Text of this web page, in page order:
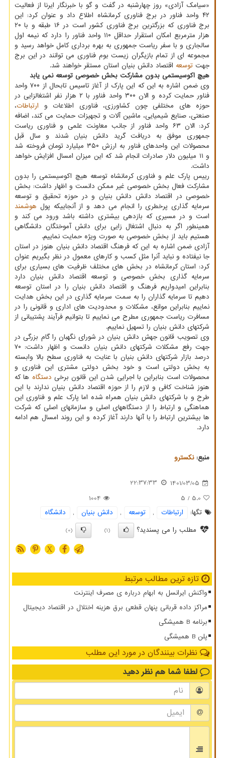
«سیامک آزادی» روز چهارشنبه در گفت و گو با خبرنگار ایرنا از فعالیت
۴۲ واحد فناور در برج فناوری کرمانشاه اطلاع داد و عنوان کرد: این
برج فناوری که بزرگترین برج فناوری کشور است در ۱۶ طبقه و با ۲۰
هزار مترمربع امکان استقرار حداقل ۱۱۰ واحد فناور را دارد که نیمه اول
سالجاری و با سفر ریاست جمهوری به بهره برداری کامل خواهد رسید و
مجموعه ای از تمام بازیگران زیست بوم فناوری می توانند در این برج
جهت توسعه اقتصاد دانش بنیان استان مستقر خواهند شد.
هیچ اکوسیستمی بدون مشارکت بخش خصوصی توسعه نمی یابد
وی ضمن اشاره به این که این پارک از آغاز تاسیس تابحال از ۷۰۰ واحد
فناور حمایت کرده و الان ۳۰۰ واحد فناور با ۲ هزار نفر اشتغالزایی در
حوزه های مختلفی چون کشاورزی، فناوری اطلاعات و ارتباطات،
صنعتی، صنایع شیمیایی، ماشین آلات و تجهیزات حمایت می کند، اضافه
کرد: الان ۶۳ واحد فناور از جانب معاونت علمی و فناوری ریاست
جمهوری موفق به دریافت گرید دانش بنیان شدند و سال قبل
محصولات این واحدهای فناور به ارزش ۳۵۰ میلیارد تومان فروخته شد
و ۱۱ میلیون دلار صادرات انجام شد که این میزان امسال افزایش خواهد
داشت.
رییس پارک علم و فناوری کرمانشاه توسعه هیچ اکوسیستمی را بدون
مشارکت فعال بخش خصوصی غیر ممکن دانست و اظهار داشت: بخش
خصوصی در اقتصاد دانش دانش بنیان و در حوزه تحقیق و توسعه
سرمایه گذاری پرخطری را انجام می دهد و از آنجاییکه پول هوشمند
است و در مسیری که بازدهی بیشتری داشته باشد ورود می کند و
همینطور اگر به دنبال اشتغال زایی برای دانش آموختگان دانشگاهی
هستیم باید از بخش خصوصی به صورت ویژه حمایت نماییم.
آزادی ضمن اشاره به این که فرهنگ اقتصاد دانش بنیان هنوز در استان
جا نیفتاده و نباید آنرا مثل کسب و کارهای معمول در نظر بگیریم عنوان
کرد: استان کرمانشاه در بخش های مختلف ظرفیت های بسیاری برای
سرمایه گذاری بخش خصوصی و توسعه اقتصاد دانش بنیان دارد
بنابراین امیدواریم فرهنگ و اقتصاد دانش بنیان را در استان توسعه
دهیم تا سرمایه گذاران را به سمت سرمایه گذاری در این بخش هدایت
نماییم بنابراین موانع، مشکلات و محدودیت های اداری و قانونی را در
مسافرت ریاست جمهوری مطرح می نماییم تا بتوانیم فرآیند پشتیبانی از
شرکتهای دانش بنیان را تسهیل نماییم.
وی تصویب قانون جهش دانش بنیان در شورای نگهبان را گام بزرگی در
جهت رفع مشکلات شرکتهای دانش بنیان دانست و اظهار داشت: ۷۰
درصد بازار شرکتهای دانش بنیان با عنایت به فناوری سطح بالا وابسته
به بخش دولتی است و خود بخش دولتی مشتری این فناوری و
محصولات است بنابراین با اجرایی شدن این قانون برخی دستگاه ها که
هنوز شناخت کافی و لازم را از حوزه اقتصاد دانش بنیان ندارند با این
طرح و با شرکتهای دانش بنیان همراه شده اما پارک علم و فناوری این
هماهنگی و ارتباط را از دستگاههای اصلی و سازمانهای اصلی که شرکت
ها بیشترین ارتباط را با آنها دارند آغاز کرده و این روند امسال هم ادامه
دارد.
منبع:نكسترو
1401/03/05
22:37:33
5.0
/ 5
1004
تگها:
ارتباطات , توسعه , دانش بنیان ,
دانشگاه
مطلب را می پسندید؟
(1)
(0)
X
تازه ترین مطالب مرتبط
واکنش ایرانسل به ابهام درباره ی مصرف اینترنت
مراکز داده قربانی پنهان قطعی برق هزینه اختلال در اقتصاد دیجیتال
برنامه B همیشگی
پلن B همیشگی
نظرات بینندگان در مورد این مطلب
لطفا شما هم نظر دهید